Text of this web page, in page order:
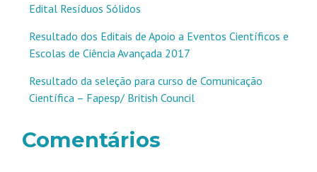
Edital Resíduos Sólidos
Resultado dos Editais de Apoio a Eventos Científicos e
Escolas de Ciência Avançada 2017
Resultado da seleção para curso de Comunicação
Científica – Fapesp/ British Council
Comentários